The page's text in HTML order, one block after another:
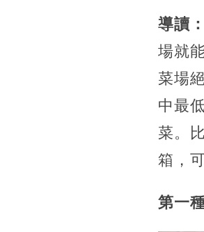
導讀：
場就
菜場
中最
菜。
箱，
第一